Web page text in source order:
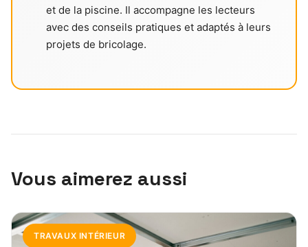
et de la piscine. Il accompagne les lecteurs
avec des conseils pratiques et adaptés à leurs
projets de bricolage.
Vous aimerez aussi
TRAVAUX INTÉRIEUR